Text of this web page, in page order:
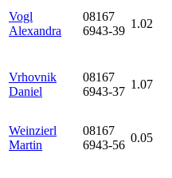
Vogl
Alexandra
08167
6943-39
1.02
Vrhovnik
Daniel
08167
6943-37
1.07
Weinzierl
Martin
08167
6943-56
0.05